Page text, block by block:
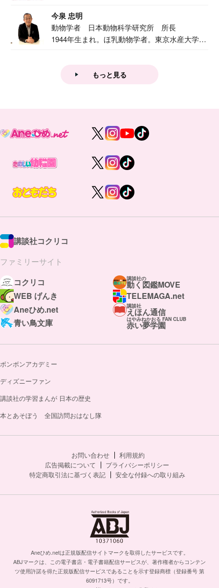
今泉 忠明
動物学者 日本動物科学研究所 所長
1944年生まれ。ほ乳動物学者。東京水産大学卒
もっと見る
講談社コクリコ
ファミリーサイト
コクリコ
講談社の
動く図鑑MOVE
WEB げんき
TELEMAGA.net
Aneひめ.net
講談社
えほん通信
青い鳥文庫
はやみねかおる FAN CLUB
赤い夢学園
ボンボンアカデミー
ディズニーファン
講談社の学習まんが 日本の歴史
本とあそぼう 全国訪問おはなし隊
お問い合わせ
利用規約
広告掲載について
プライバシーポリシー
特定商取引法に基づく表記
安全な付録への取り組み
Aneひめ.netは正規版配信サイトマークを取得したサービスです。
ABJマークは、この電子書店・電子書籍配信サービスが、著作権者からコンテン
ツ使用許諾を得た正規版配信サービスであることを示す登録商標（登録番号 第
6091713号）です。